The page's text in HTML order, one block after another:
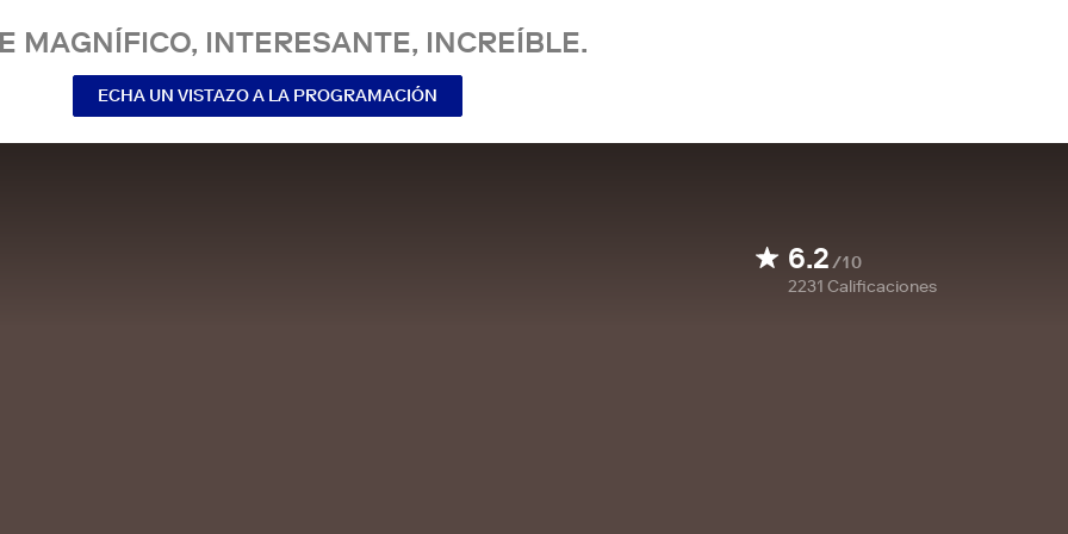
MAGNÍFICO, INTERESANTE, INCREÍBLE.
ECHA UN VISTAZO A LA PROGRAMACIÓN
6.2/10
2231 Calificaciones